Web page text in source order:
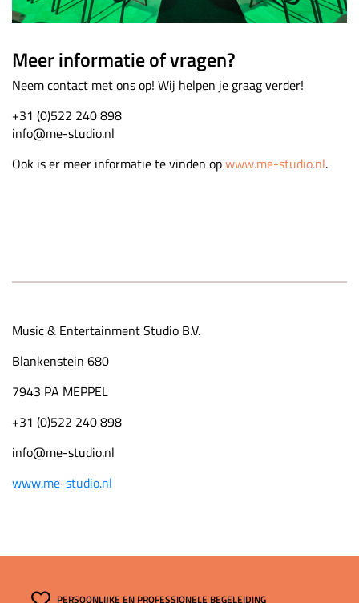
Music & Entertainment Studio B.V.
Blankenstein 680
7943 PA MEPPEL
+31 (0)522 240 898
info@me-studio.nl
www.me-studio.nl
Meer informatie of vragen?
Neem contact met ons op! Wij helpen je graag verder!
+31 (0)522 240 898
info@me-studio.nl
Ook is er meer informatie te vinden opwww.me-studio.nl.
PERSOONLIJKE EN PROFESSIONELE BEGELEIDING